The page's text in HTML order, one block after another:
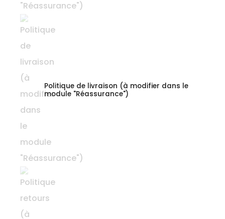
Politique de livraison (à modifier dans le
module "Réassurance")